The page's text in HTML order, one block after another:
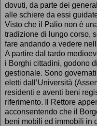
dovuti, da parte dei
alle schiere da essi
Visto che il Palio non è
tradizione di lungo corso,
fare andando a vedere
A partire dal tardo
i Borghi cittadini, godono
gestionale. Sono
eletti dall’Università
residenti e aventi beni
riferimento. Il Rettore
acconsentendo che il
beni mobili ed immobili in